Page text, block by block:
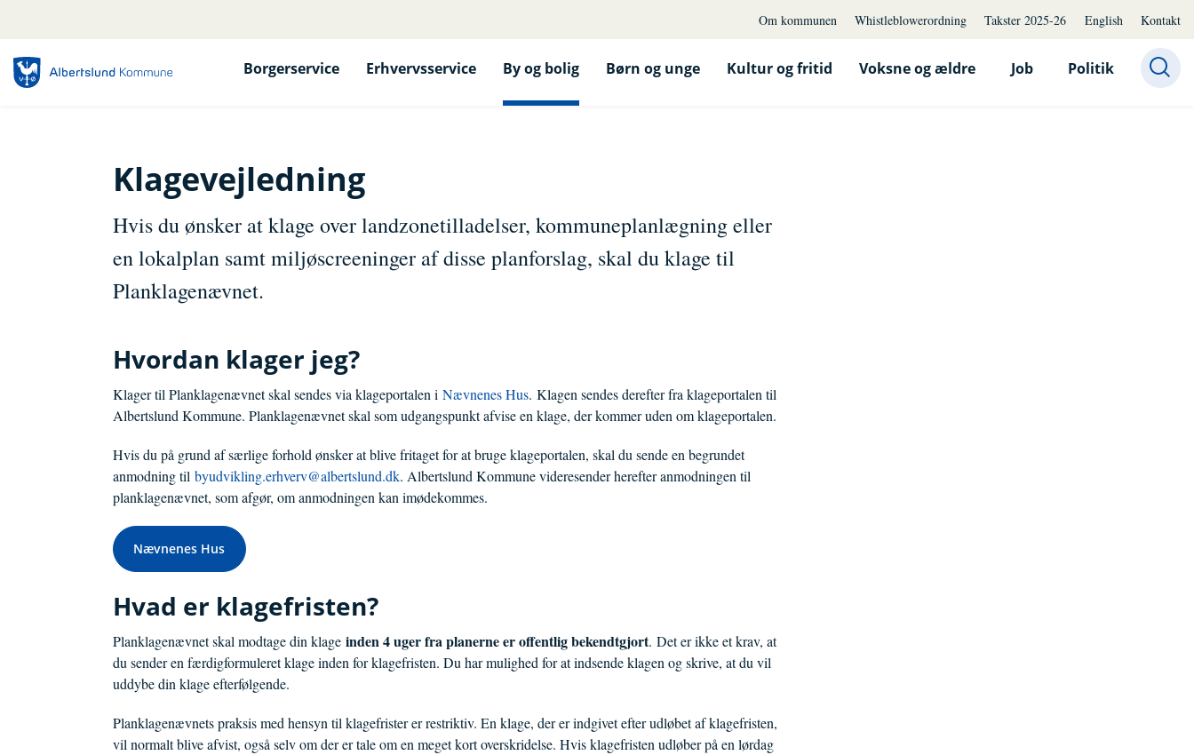
Om kommunen Whistleblowerordning Takster 2025-26 English Kontakt
Borgerservice Erhvervsservice By og bolig Børn og unge Kultur og fritid Voksne og ældre Job Politik
Klagevejledning
Hvis du ønsker at klage over landzonetilladelser, kommuneplanlægning eller
en lokalplan samt miljøscreeninger af disse planforslag, skal du klage til
Planklagenævnet.
Hvordan klager jeg?
Klager til Planklagenævnet skal sendes via klageportalen i Nævnenes Hus. Klagen sendes derefter fra klageportalen til
Albertslund Kommune. Planklagenævnet skal som udgangspunkt afvise en klage, der kommer uden om klageportalen.
Hvis du på grund af særlige forhold ønsker at blive fritaget for at bruge klageportalen, skal du sende en begrundet
anmodning til byudvikling.erhverv@albertslund.dk. Albertslund Kommune videresender herefter anmodningen til
planklagenævnet, som afgør, om anmodningen kan imødekommes.
Nævnenes Hus
Hvad er klagefristen?
Planklagenævnet skal modtage din klage inden 4 uger fra planerne er offentlig bekendtgjort. Det er ikke et krav, at
du sender en færdigformuleret klage inden for klagefristen. Du har mulighed for at indsende klagen og skrive, at du vil
uddybe din klage efterfølgende.
Planklagenævnets praksis med hensyn til klagefrister er restriktiv. En klage, der er indgivet efter udløbet af klagefristen,
vil normalt blive afvist, også selv om der er tale om en meget kort overskridelse. Hvis klagefristen udløber på en lørdag